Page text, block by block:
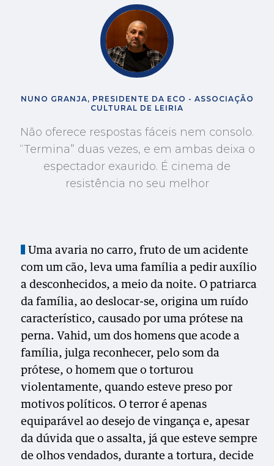
NUNO GRANJA, PRESIDENTE DA ECO - ASSOCIAÇÃO
CULTURAL DE LEIRIA
Não oferece respostas fáceis nem consolo.
“Termina” duas vezes, e em ambas deixa o
espectador exaurido. É cinema de
resistência no seu melhor
Uma avaria no carro, fruto de um acidente
com um cão, leva uma família a pedir auxílio
a desconhecidos, a meio da noite. O patriarca
da família, ao deslocar-se, origina um ruído
característico, causado por uma prótese na
perna. Vahid, um dos homens que acode a
família, julga reconhecer, pelo som da
prótese, o homem que o torturou
violentamente, quando esteve preso por
motivos políticos. O terror é apenas
equiparável ao desejo de vingança e, apesar
da dúvida que o assalta, já que esteve sempre
de olhos vendados, durante a tortura, decide